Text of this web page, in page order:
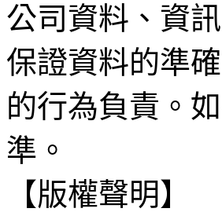
公司資料、資
保證資料的準
的行為負責。
準。
【版權聲明】